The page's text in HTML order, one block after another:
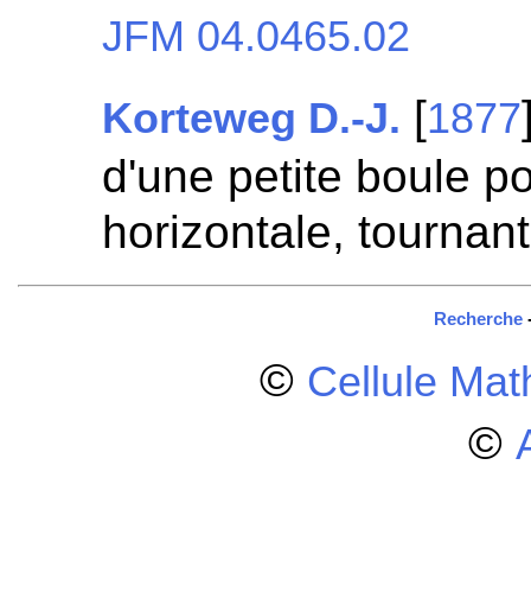
JFM 04.0465.02
Korteweg D.-J. [1877
d'une petite boule
horizontale,
Recherche
© Cellule
©